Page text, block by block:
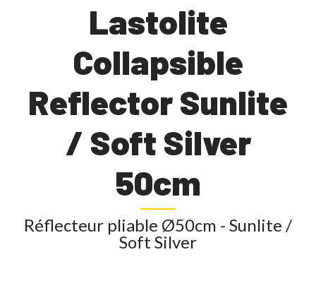
Lastolite
Collapsible
Reflector Sunlite
/ Soft Silver
50cm
Réflecteur pliable Ø50cm - Sunlite /
Soft Silver